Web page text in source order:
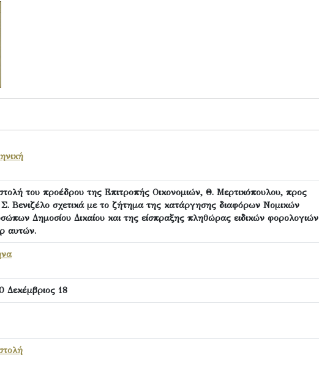
του προέδρου της Επιτροπής Οικονομιών, Θ. Μερτικόπουλου, προς
Βενιζέλο σχετικά με το ζήτημα της κατάργησης διαφόρων Νομικών
Δημοσίου Δικαίου και της είσπραξης πληθώρας ειδικών φορολογιών
αυτών.
Δεκέμβριος 18